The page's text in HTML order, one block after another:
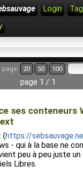
Login
page: 20 50 100
page 1 / 1
ses conteneurs
(https://
- qui à la base ne
peu à peu juste
Libres.